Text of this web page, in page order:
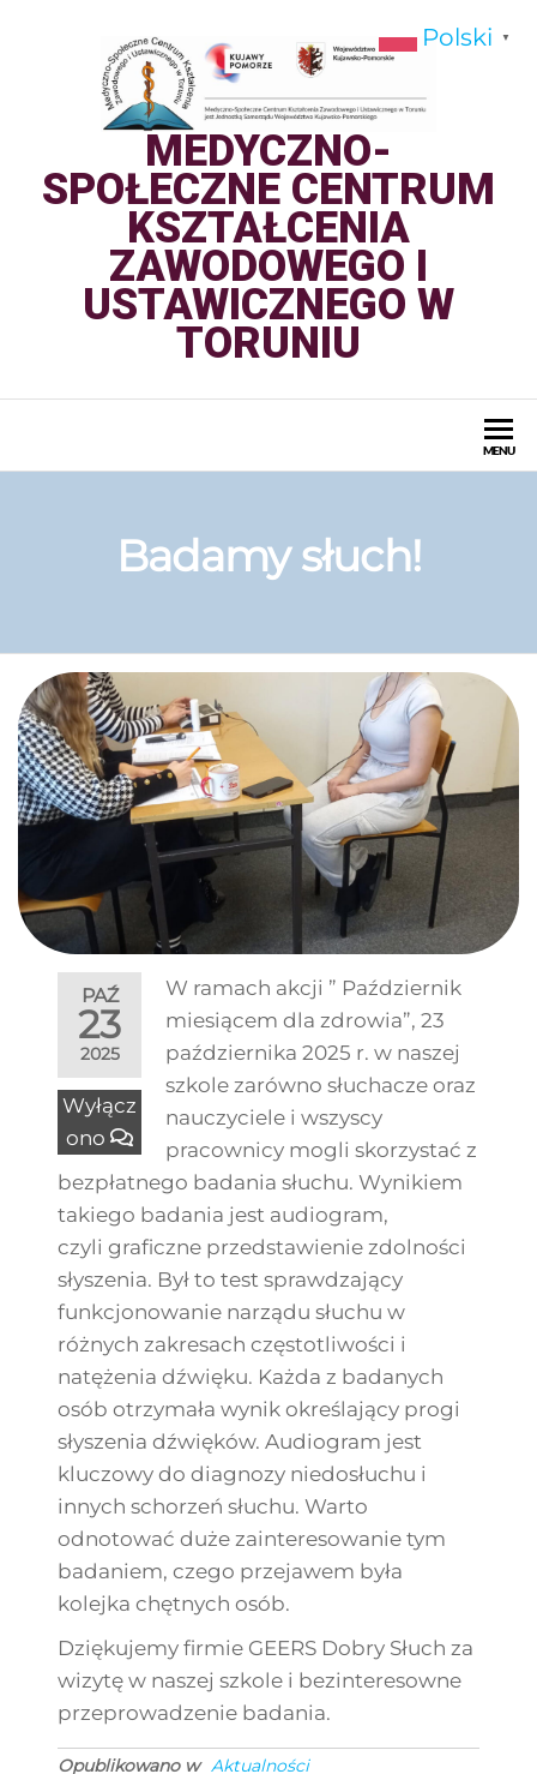
MEDYCZNO-
SPOŁECZNE CENTRUM
KSZTAŁCENIA
ZAWODOWEGO I
USTAWICZNEGO W
TORUNIU
MENU
Badamy słuch!
PAŹ
23
2025
Wyłącz
ono
W ramach akcji ” Październik
miesiącem dla zdrowia”, 23
października 2025 r. w naszej
szkole zarówno słuchacze oraz
nauczyciele i wszyscy
pracownicy mogli skorzystać z
bezpłatnego badania słuchu. Wynikiem
takiego badania jest audiogram,
czyli graficzne przedstawienie zdolności
słyszenia. Był to test sprawdzający
funkcjonowanie narządu słuchu w
różnych zakresach częstotliwości i
natężenia dźwięku. Każda z badanych
osób otrzymała wynik określający progi
słyszenia dźwięków. Audiogram jest
kluczowy do diagnozy niedosłuchu i
innych schorzeń słuchu. Warto
odnotować duże zainteresowanie tym
badaniem, czego przejawem była
kolejka chętnych osób.
Dziękujemy firmie GEERS Dobry Słuch za
wizytę w naszej szkole i bezinteresowne
przeprowadzenie badania.
Opublikowano w Aktualności
Polski ▼